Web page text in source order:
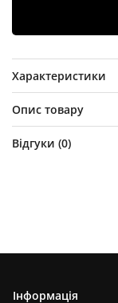
Характеристики
Опис товару
Відгуки (0)
Інформація